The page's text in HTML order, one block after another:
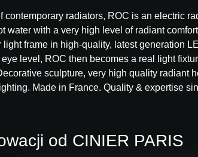
contemporary radiators, ROC is an electric
water with a very high level of radiant
light frame in high-quality, latest generation
level, ROC then becomes a real light
sculpture, very high quality radiant
Made in France. Quality & expertise
od CINIER PARIS